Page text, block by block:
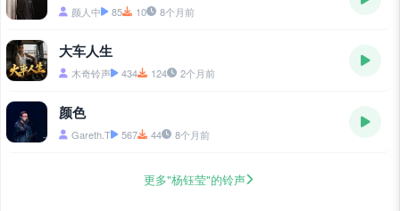
颜人中 85 10 8个月前
大车人生
木奇铃声 434 124 2个月前
颜色
Gareth.T 567 44 8个月前
更多"杨钰莹"的铃声